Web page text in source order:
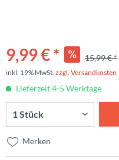
9,99 € * 15,99 € *
inkl. 19% MwSt. zzgl. Versandkosten
Lieferzeit 4-5 Werktage
Merken